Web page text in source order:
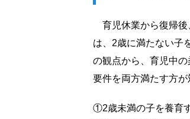
育児休業から復帰後
は、2歳に満たない子
の観点から、育児中
要件を両方満たす方が
①2歳未満の子を養育